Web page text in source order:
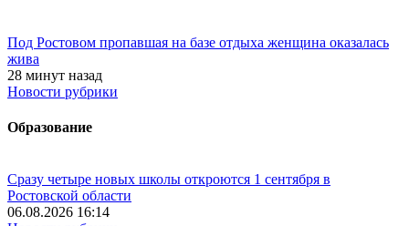
Под Ростовом пропавшая на базе отдыха женщина оказалась
жива
28 минут назад
Новости рубрики
Образование
Сразу четыре новых школы откроются 1 сентября в
Ростовской области
06.08.2026 16:14